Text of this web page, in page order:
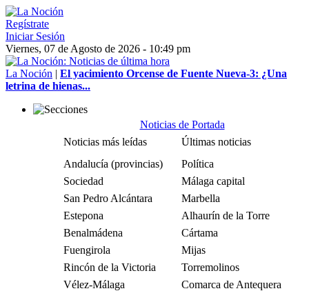
Regístrate
Iniciar Sesión
Viernes, 07 de Agosto de 2026 - 10:49 pm
La Noción | El yacimiento Orcense de Fuente Nueva-3: ¿Una
letrina de hienas...
Noticias de Portada
Noticias más leídas
Últimas noticias
Andalucía (provincias)
Política
Sociedad
Málaga capital
San Pedro Alcántara
Marbella
Estepona
Alhaurín de la Torre
Benalmádena
Cártama
Fuengirola
Mijas
Rincón de la Victoria
Torremolinos
Vélez-Málaga
Comarca de Antequera